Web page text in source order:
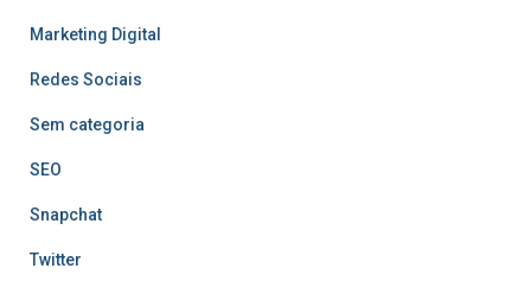
Marketing Digital
Redes Sociais
Sem categoria
SEO
Snapchat
Twitter